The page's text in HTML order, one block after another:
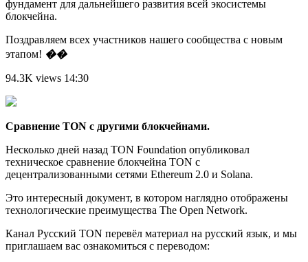
фундамент для дальнейшего развития всей экосистемы
блокчейна.
Поздравляем всех участников нашего сообщества с новым
этапом! ��
94.3K views 14:30
Сравнение TON с другими блокчейнами.
Несколько дней назад TON Foundation опубликовал
техническое сравнение блокчейна TON с
децентрализованными сетями Ethereum 2.0 и Solana.
Это интересный документ, в котором наглядно отображены
технологические преимущества The Open Network.
Канал Русский TON перевёл материал на русский язык, и мы
приглашаем вас ознакомиться с переводом: